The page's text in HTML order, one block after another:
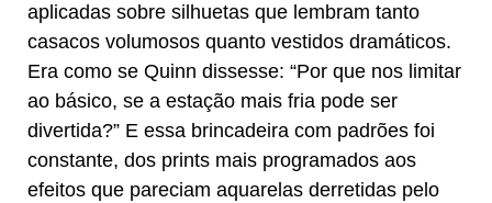
aplicadas sobre silhuetas que lembram tanto
casacos volumosos quanto vestidos dramáticos.
Era como se Quinn dissesse: “Por que nos limitar
ao básico, se a estação mais fria pode ser
divertida?” E essa brincadeira com padrões foi
constante, dos prints mais programados aos
efeitos que pareciam aquarelas derretidas pelo